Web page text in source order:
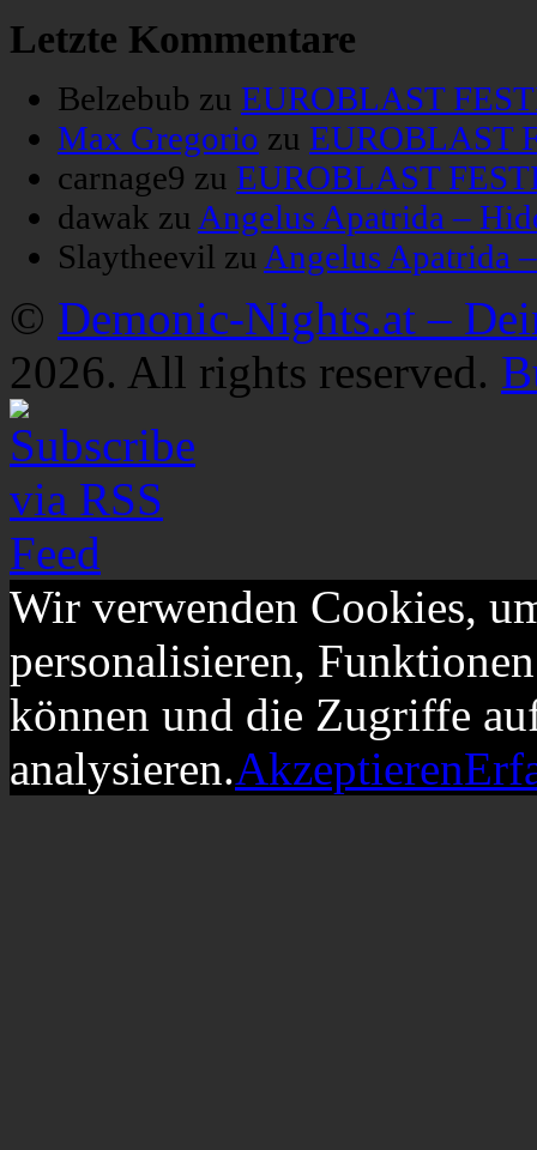
Letzte Kommentare
Belzebub zu EUROBLAST
Max Gregorio zu EUROBLAST
carnage9 zu EUROBLAST
dawak zu Angelus Apatrida –
Slaytheevil zu Angelus Apatrida
© Demonic-Nights.at –
2026. All rights reserved.
Wir verwenden Cookies,
personalisieren,
können und die Zugriffe
analysieren.Akzeptieren